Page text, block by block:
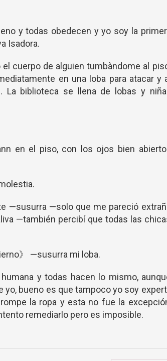
y todas obedecen y yo soy la
Isadora.
cuerpo de alguien tumbàndome al
en una loba para atacar y
La biblioteca se llena de lobas y
en el piso, con los ojos bien
—susurra —solo que me pareció
—también percibí que todas las
》 —susurra mi loba.
y todas hacen lo mismo,
bueno es que tampoco yo soy
la ropa y esta no fue la
remediarlo pero es imposible.